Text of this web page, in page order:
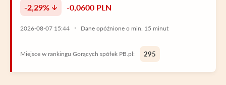
-2,29% -0,0600 PLN
2026-08-07 15:44 Dane opóźnione o min. 15 minut
Miejsce w rankingu Gorących spółek PB.pl: 295